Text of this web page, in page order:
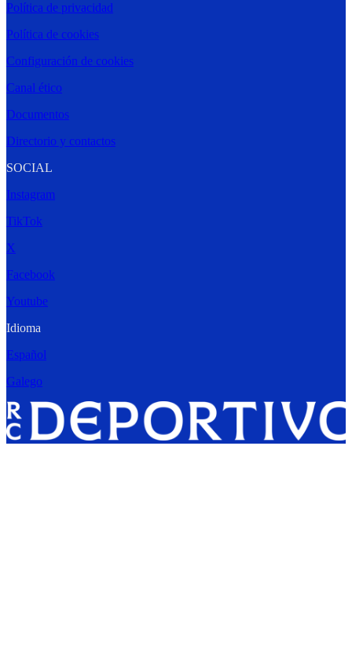
Política de privacidad
Política de cookies
Configuración de cookies
Canal ético
Documentos
Directorio y contactos
SOCIAL
Instagram
TikTok
X
Facebook
Youtube
Idioma
Español
Galego